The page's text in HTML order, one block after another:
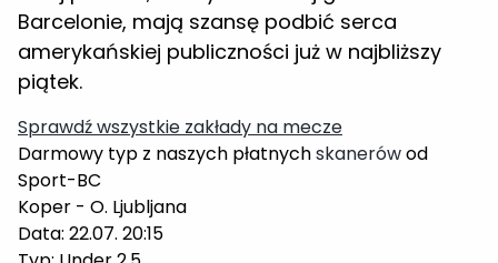
amerykańskiej publiczności już w najbliższy
piątek.
Sprawdź wszystkie zakłady na mecze
Darmowy typ z naszych płatnychskanerów
Sport-BC
Koper - O. Ljubljana
Data: 22.07. 20:15
Typ: Under 2.5
Kurs: 1.96